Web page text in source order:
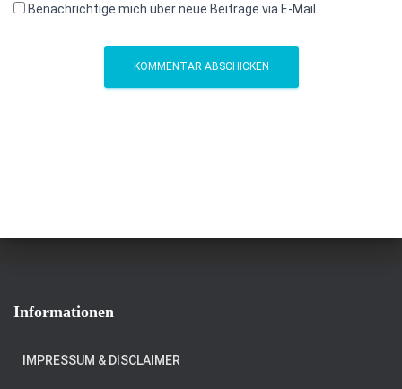
Benachrichtige mich über neue Beiträge via E-Mail.
Informationen
IMPRESSUM & DISCLAIMER